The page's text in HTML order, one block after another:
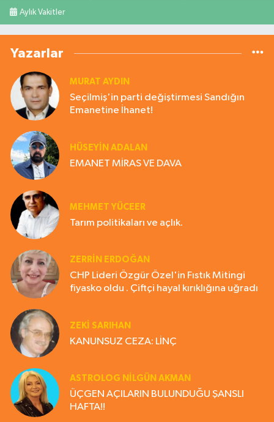
Aylık Vakitler
Yazarlar
MURAT AYDIN
Seçilmiş'in parti değiştirmesi Sandığın
Emanetine İhanet!
HÜSEYIN ADALAN
EMANET MİRAS VE DAVA
MEHMET YÜCEER
Tarım politikaları ve açlık.
ZERRIN ERDOĞAN
CHP Lideri Özgür Özel'in Fıstık Mitingi
fiyasko oldu . Çiftçi hayal kırıklığına uğradı
ZEKI SARIHAN
KANUNSUZ CEZA: LİNÇ
ASTROLOG NILGÜN AKMAN
ÜÇGEN AÇILARIN BULUNDUĞU ŞANSLI
HAFTA!!